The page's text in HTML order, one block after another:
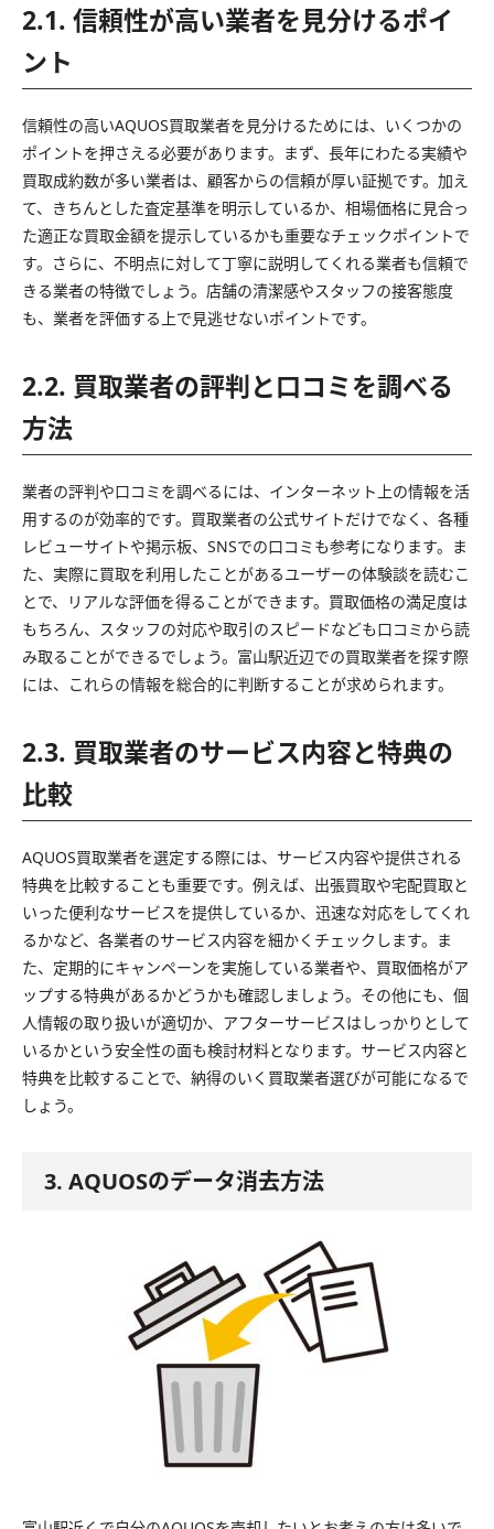
2.1. 信頼性が高い業者を見分けるポイ
ント
信頼性の高いAQUOS買取業者を見分けるためには、いくつかの
ポイントを押さえる必要があります。まず、長年にわたる実績や
買取成約数が多い業者は、顧客からの信頼が厚い証拠です。加え
て、きちんとした査定基準を明示しているか、相場価格に見合っ
た適正な買取金額を提示しているかも重要なチェックポイントで
す。さらに、不明点に対して丁寧に説明してくれる業者も信頼で
きる業者の特徴でしょう。店舗の清潔感やスタッフの接客態度
も、業者を評価する上で見逃せないポイントです。
2.2. 買取業者の評判と口コミを調べる
方法
業者の評判や口コミを調べるには、インターネット上の情報を活
用するのが効率的です。買取業者の公式サイトだけでなく、各種
レビューサイトや掲示板、SNSでの口コミも参考になります。ま
た、実際に買取を利用したことがあるユーザーの体験談を読むこ
とで、リアルな評価を得ることができます。買取価格の満足度は
もちろん、スタッフの対応や取引のスピードなども口コミから読
み取ることができるでしょう。富山駅近辺での買取業者を探す際
には、これらの情報を総合的に判断することが求められます。
2.3. 買取業者のサービス内容と特典の
比較
AQUOS買取業者を選定する際には、サービス内容や提供される
特典を比較することも重要です。例えば、出張買取や宅配買取と
いった便利なサービスを提供しているか、迅速な対応をしてくれ
るかなど、各業者のサービス内容を細かくチェックします。ま
た、定期的にキャンペーンを実施している業者や、買取価格がア
ップする特典があるかどうかも確認しましょう。その他にも、個
人情報の取り扱いが適切か、アフターサービスはしっかりとして
いるかという安全性の面も検討材料となります。サービス内容と
特典を比較することで、納得のいく買取業者選びが可能になるで
しょう。
3. AQUOSのデータ消去方法